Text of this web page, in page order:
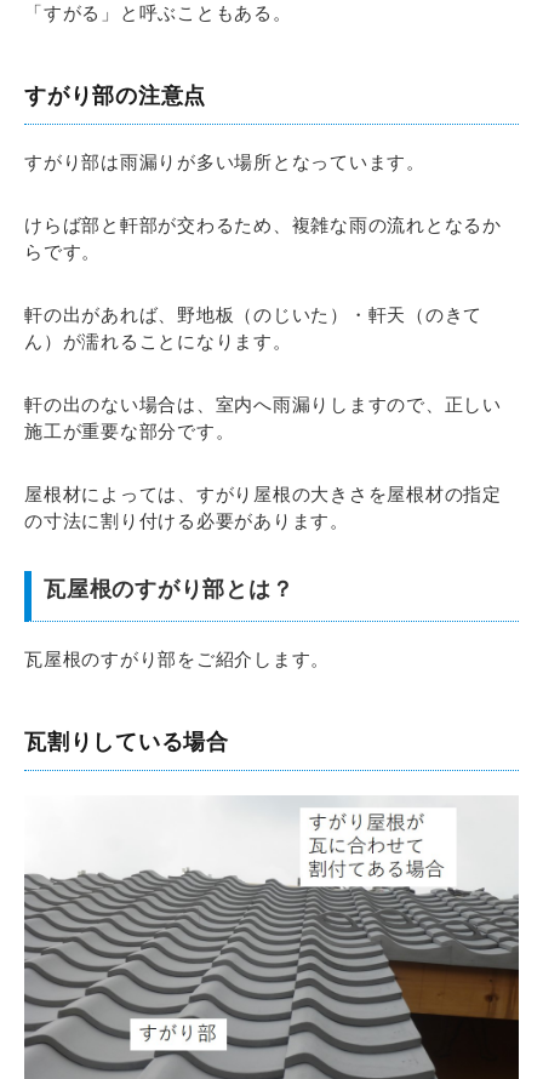
「すがる」と呼ぶこともある。
すがり部の注意点
すがり部は雨漏りが多い場所となっています。
けらば部と軒部が交わるため、複雑な雨の流れとなるか
らです。
軒の出があれば、野地板（のじいた）・軒天（のきて
ん）が濡れることになります。
軒の出のない場合は、室内へ雨漏りしますので、正しい
施工が重要な部分です。
屋根材によっては、すがり屋根の大きさを屋根材の指定
の寸法に割り付ける必要があります。
瓦屋根のすがり部とは？
瓦屋根のすがり部をご紹介します。
瓦割りしている場合